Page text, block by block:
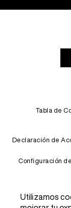
Tabla de
Declaración de
Configuración
Utilizamos